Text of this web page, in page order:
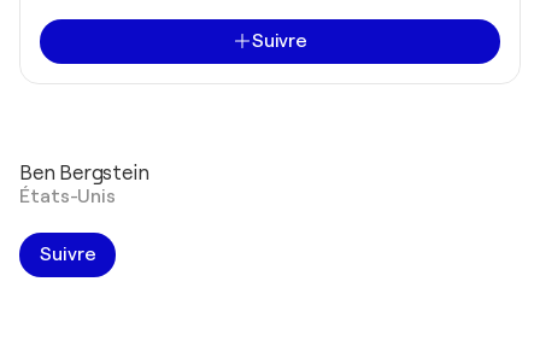
Suivre
Ben Bergstein
États-Unis
Suivre